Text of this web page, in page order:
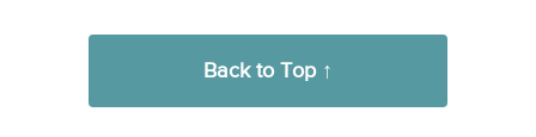
Back to Top ↑